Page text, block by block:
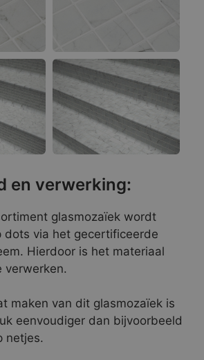
en verwerking:
glasmozaïek wordt
dots via het gecertificeerde
Hierdoor is het materiaal
verwerken.
maken van dit glasmozaïek is
eenvoudiger dan bijvoorbeeld
netjes.